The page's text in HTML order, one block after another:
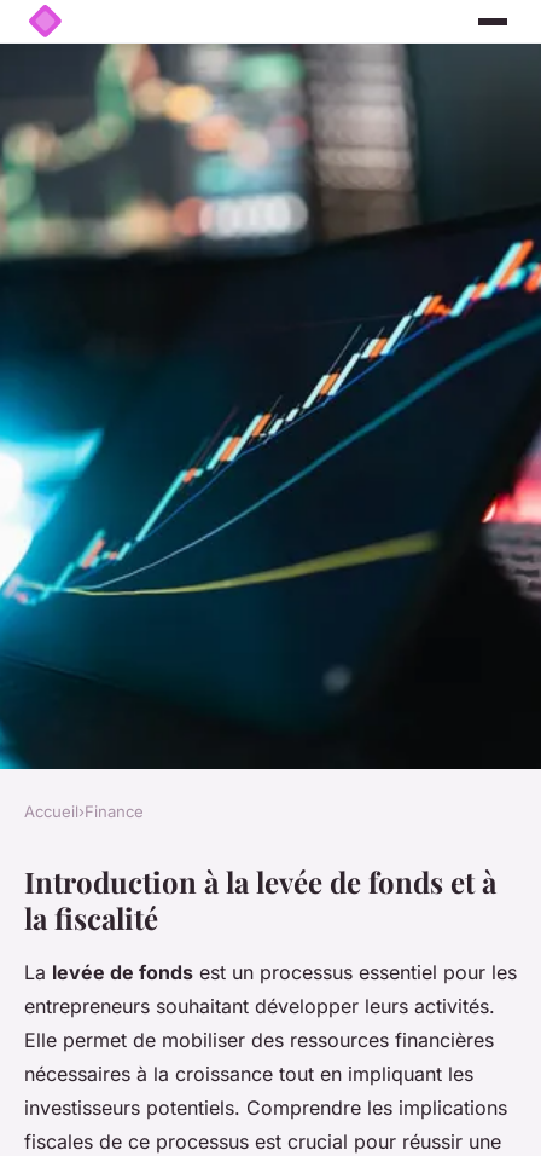
Levée de fonds et fiscalité:
comprendre les implications
Lucas•16 février 2025•7 min de lecture
Accueil›Finance
Introduction à la levée de fonds et à
la fiscalité
La levée de fonds est un processus essentiel pour les
entrepreneurs souhaitant développer leurs activités.
Elle permet de mobiliser des ressources financières
nécessaires à la croissance tout en impliquant les
investisseurs potentiels. Comprendre les implications
fiscales de ce processus est crucial pour réussir une